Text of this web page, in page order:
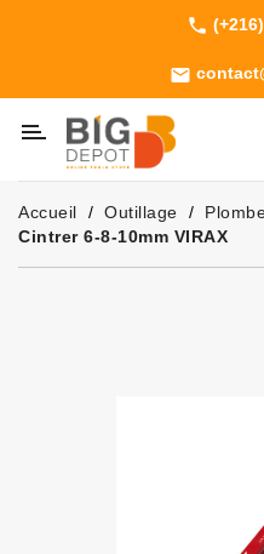
phone
email
Machines
Outillage
Jardinage
Consommables
Accueil Outillage
Cintrer 6-8-10mm VIRAX